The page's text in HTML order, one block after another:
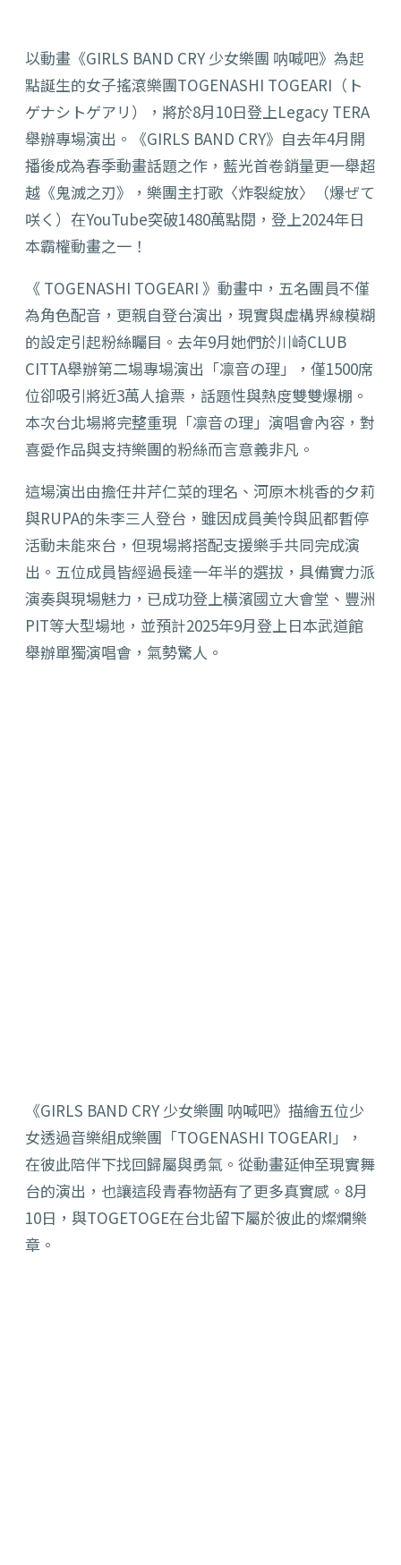
以動畫《GIRLS BAND CRY 少女樂團 呐喊吧》為起
點誕生的女子搖滾樂團TOGENASHI TOGEARI（ト
ゲナシトゲアリ）， 將於8月10日登上Legacy TERA
舉辦專場演出。《GIRLS BAND CRY》自去年4月開
播後成為春季動畫話題之作， 藍光首卷銷量更一舉超
越《鬼滅之刃》，樂團主打歌〈炸裂綻放〉（爆ぜて
咲く）在YouTube突破1480萬點閱， 登上2024年日
本霸權動畫之一！
《 TOGENASHI TOGEARI 》動畫中，五名團員不僅
為角色配音，更親自登台演出， 現實與虛構界線模糊
的設定引起粉絲矚目。 去年9月她們於川崎CLUB
CITTA舉辦第二場專場演出「凛音の理」， 僅1500席
位卻吸引將近3萬人搶票，話題性與熱度雙雙爆棚。
本次台北場將完整重現「凛音の理」演唱會內容， 對
喜愛作品與支持樂團的粉絲而言意義非凡。
這場演出由擔任井芹仁菜的理名、 河原木桃香的夕莉
與RUPA的朱李三人登台， 雖因成員美怜與凪都暫停
活動未能來台， 但現場將搭配支援樂手共同完成演
出。 五位成員皆經過長達一年半的選拔，具備實力派
演奏與現場魅力， 已成功登上橫濱國立大會堂、豐洲
PIT等大型場地， 並預計2025年9月登上日本武道館
舉辦單獨演唱會，氣勢驚人。
《GIRLS BAND CRY 少女樂團 呐喊吧》描繪五位少
女透過音樂組成樂團「TOGENASHI TOGEARI」，
在彼此陪伴下找回歸屬與勇氣。從動畫延伸至現實舞
台的演出，也讓這段青春物語有了更多真實感。8月
10日，與TOGETOGE在台北留下屬於彼此的燦爛樂
章。